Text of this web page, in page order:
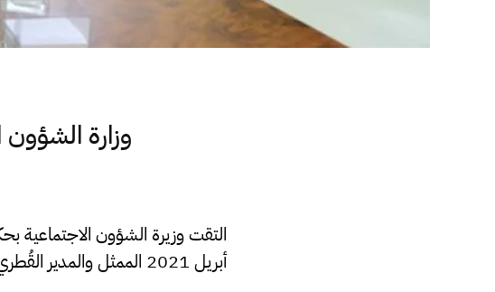
وزارة
أبريل 2021 الممثل والمدير القُطري لبرنامج الأغذية العالمي “رود الحلبي”.